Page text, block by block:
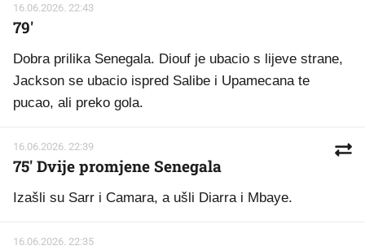
16.06.2026. 22:43
79'
Dobra prilika Senegala. Diouf je ubacio s lijeve strane,
Jackson se ubacio ispred Salibe i Upamecana te
pucao, ali preko gola.
16.06.2026. 22:39
75' Dvije promjene Senegala
Izašli su Sarr i Camara, a ušli Diarra i Mbaye.
16.06.2026. 22:35